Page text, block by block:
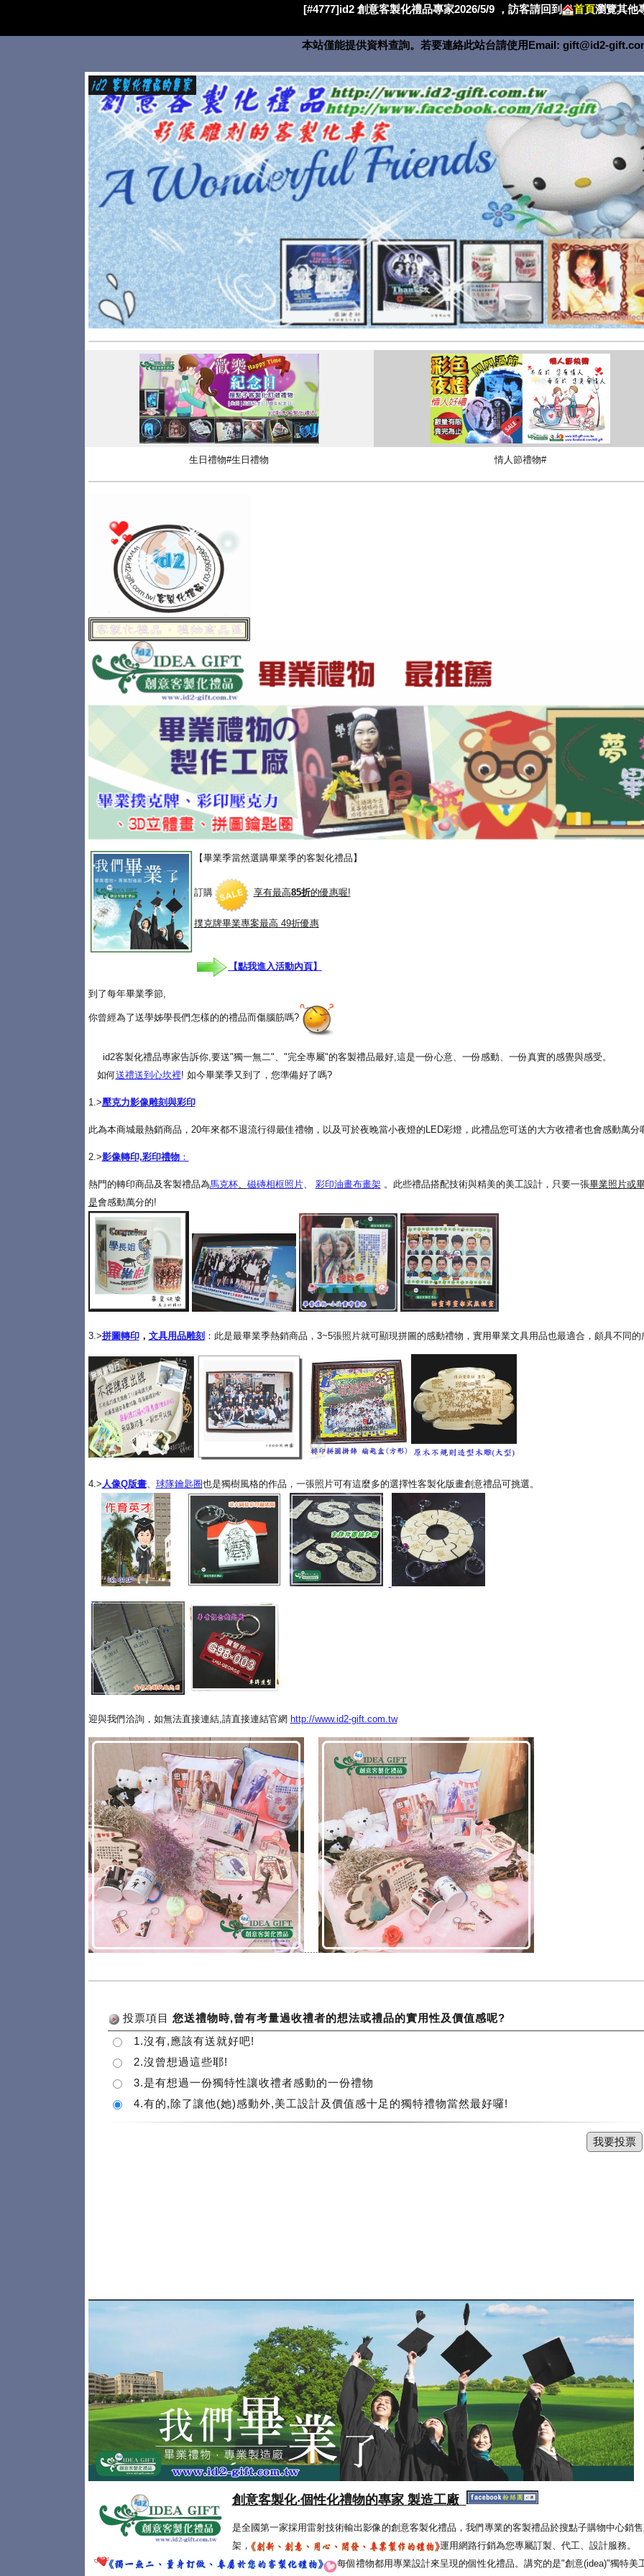
[#4777]id2 創意客製化禮品專家2026/5/9 ，訪客請回到 首頁瀏覽其他
本站僅能提供資料查詢。若要連絡此站台請使用Email: gift@id2-
生日禮物#生日禮物 情人節禮物#
【畢業季當然選購畢業季的客製化禮品】
訂購 享有最高85折的優惠喔!
撲克牌畢業專案最高 49折優惠
【點我進入活動內頁】
到了每年畢業季節,
你曾經為了送學姊學長們怎樣的的禮品而傷腦筋嗎?
id2客製化禮品專家告訴你,要送"獨一無二"、"完全專屬"的客製禮品最好,這是一份心意、一份感動、一份真實的感覺與感受。
如何送禮送到心坎裡! 如今畢業季又到了，您準備好了嗎?
1.>壓克力影像雕刻與彩印
此為本商城最熱銷商品，20年來都不退流行得最佳禮物，以及可於夜晚當小夜燈的LED彩燈，此禮品您可送的大方收禮者也會感動萬分
2.>影像轉印,彩印禮物：
熱門的轉印商品及客製禮品為馬克杯、 磁磚相框照片、 彩印油畫布畫架 。此些禮品搭配技術與精美的美工設計，只要一張畢業照片或
是會感動萬分的!
3.>拼圖轉印， 文具用品雕刻 ：此是最畢業季熱銷商品，3~5張照片就可顯現拼圖的感動禮物，實用畢業文具用品也最適合，頗具不同
4.> 人像Q版畫、 球隊鑰匙圈也是獨樹風格的作品，一張照片可有這麼多的選擇性客製化版畫創意禮品可挑選。
迎與我們洽詢，如無法直接連結,請直接連結官網 http://www.id2-gift.com.tw
.....
創意客製化‧個性化禮物的專家 製造工廠
是全國第一家採用雷射技術輸出影像的創意客製化禮品，我們專業的客製禮品於搜點子購物中心銷
架，
運用網路行銷為您專屬訂製、代工、設計服務。
每個禮物都用專業設計來呈現的個性化禮品。講究的是"創意(idea)"獨特美